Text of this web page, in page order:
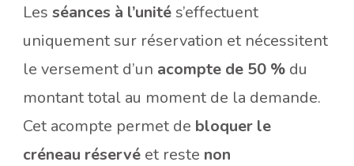
Les séances à l’unité s’effectuent
uniquement sur réservation et nécessitent
le versement d’un acompte de 50 % du
montant total au moment de la demande.
Cet acompte permet de bloquer le
créneau réservé et reste non